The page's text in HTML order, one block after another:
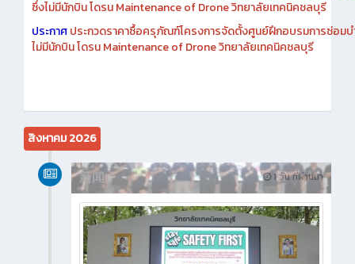
เอกสารประกวดราคาการซื้อครุภัณฑ์โครงการจัดตั้งศูนย์ฝึกอบรมการซ่
ซึ่งไม่มีนักบิน โดรน Maintenance of Drone วิทยาลัยเทคนิคชลบุรี
ประกาศประกวดราคาซื้อครุภัณฑ์โครงการจัดตั้งศูนย์ฝึกอบรมการซ่อมบ
สิงหาคม 2026
1 วัน ที่ผ่านมา
新闻